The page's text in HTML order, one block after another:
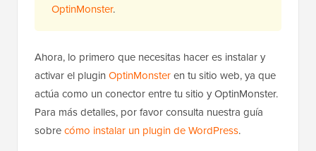
OptinMonster.
Ahora, lo primero que necesitas hacer es instalar y
activar el plugin OptinMonsteren tu sitio web, ya que
actúa como un conector entre tu sitio y OptinMonster.
Para más detalles, por favor consulta nuestra guía
sobrecómo instalar un plugin de WordPress.